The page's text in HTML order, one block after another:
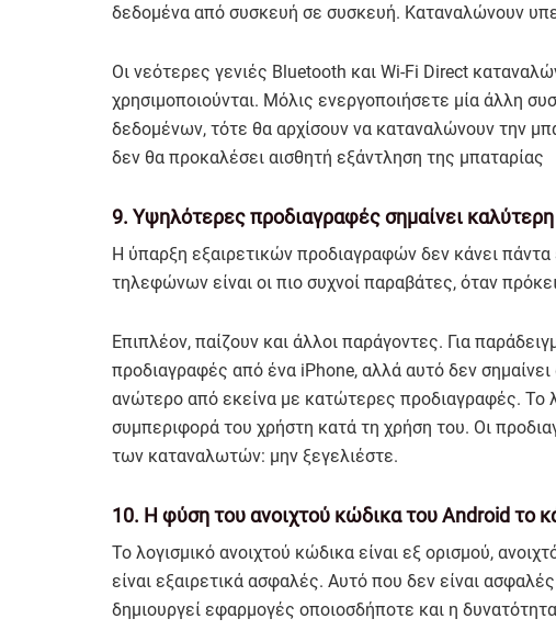
δεδομένα από συσκευή σε συσκευή. Καταναλώνουν
Οι νεότερες γενιές Bluetooth και Wi-Fi Direct
χρησιμοποιούνται. Μόλις ενεργοποιήσετε μία άλλη
δεδομένων, τότε θα αρχίσουν να καταναλώνουν την
δεν θα προκαλέσει αισθητή εξάντληση της μπαταρίας
9. Υψηλότερες προδιαγραφές σημαίνει
Η ύπαρξη εξαιρετικών προδιαγραφών δεν κάνει
τηλεφώνων είναι οι πιο συχνοί παραβάτες, όταν
Επιπλέον, παίζουν και άλλοι παράγοντες. Για
προδιαγραφές από ένα iPhone, αλλά αυτό δεν
ανώτερο από εκείνα με κατώτερες προδιαγραφές. Το
συμπεριφορά του χρήστη κατά τη χρήση του. Οι
των καταναλωτών: μην ξεγελιέστε.
10. Η φύση του ανοιχτού κώδικα του Android το
Το λογισμικό ανοιχτού κώδικα είναι εξ ορισμού,
είναι εξαιρετικά ασφαλές. Αυτό που δεν είναι
δημιουργεί εφαρμογές οποιοσδήποτε και η